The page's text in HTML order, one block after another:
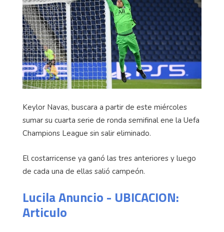
Keylor Navas, buscara a partir de este miércoles
sumar su cuarta serie de ronda semifinal ene la Uefa
Champions League sin salir eliminado.
El costarricense ya ganó las tres anteriores y luego
de cada una de ellas salió campeón.
Lucila Anuncio - UBICACION:
Articulo